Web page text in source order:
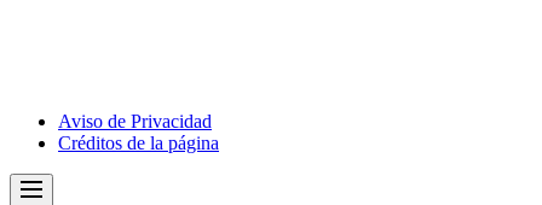
DeportivoAviso de Privacidad
Créditos de la página
Menu